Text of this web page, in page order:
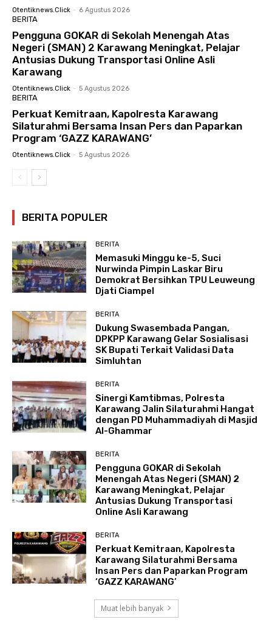
Otentiknews.click - 6 Agustus 2026
BERITA
Pengguna GOKAR di Sekolah Menengah Atas
Negeri (SMAN) 2 Karawang Meningkat, Pelajar
Antusias Dukung Transportasi Online Asli
Karawang
Otentiknews.click - 5 Agustus 2026
BERITA
Perkuat Kemitraan, Kapolresta Karawang
Silaturahmi Bersama Insan Pers dan Paparkan
Program ‘GAZZ KARAWANG’
Otentiknews.click - 5 Agustus 2026
BERITA POPULER
BERITA
Memasuki Minggu ke-5, Suci
Nurwinda Pimpin Laskar Biru
Demokrat Bersihkan TPU Leuweung
Djati Ciampel
BERITA
Dukung Swasembada Pangan,
DPKPP Karawang Gelar Sosialisasi
SK Bupati Terkait Validasi Data
Simluhtan
BERITA
Sinergi Kamtibmas, Polresta
Karawang Jalin Silaturahmi Hangat
dengan PD Muhammadiyah di Masjid
Al-Ghammar
BERITA
Pengguna GOKAR di Sekolah
Menengah Atas Negeri (SMAN) 2
Karawang Meningkat, Pelajar
Antusias Dukung Transportasi
Online Asli Karawang
BERITA
Perkuat Kemitraan, Kapolresta
Karawang Silaturahmi Bersama
Insan Pers dan Paparkan Program
‘GAZZ KARAWANG’
Muat lebih banyak